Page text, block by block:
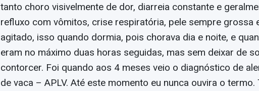
tanto choro visivelmente de dor, diarreia constante e
refluxo com vômitos, crise respiratória, pele sempre grossa
agitado, isso quando dormia, pois chorava dia e noite, e
eram no máximo duas horas seguidas, mas sem deixar de
contorcer. Foi quando aos 4 meses veio o diagnóstico de
de vaca – APLV. Até este momento eu nunca ouvira o